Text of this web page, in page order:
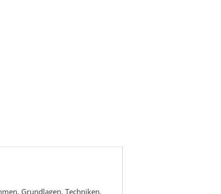
Grundlagen, Techniken,